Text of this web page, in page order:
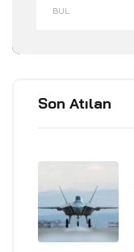
Son Atılan